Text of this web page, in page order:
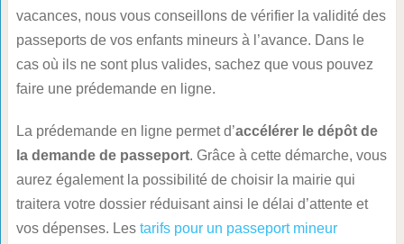
vacances, nous vous conseillons de vérifier la validité des
passeports de vos enfants mineurs à l’avance. Dans le
cas où ils ne sont plus valides, sachez que vous pouvez
faire une prédemande en ligne.
La prédemande en ligne permet d’accélérer le dépôt de
la demande de passeport. Grâce à cette démarche, vous
aurez également la possibilité de choisir la mairie qui
traitera votre dossier réduisant ainsi le délai d’attente et
vos dépenses. Les tarifs pour un passeport mineur